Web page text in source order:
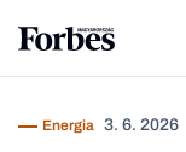
Energia 3. 6. 2026